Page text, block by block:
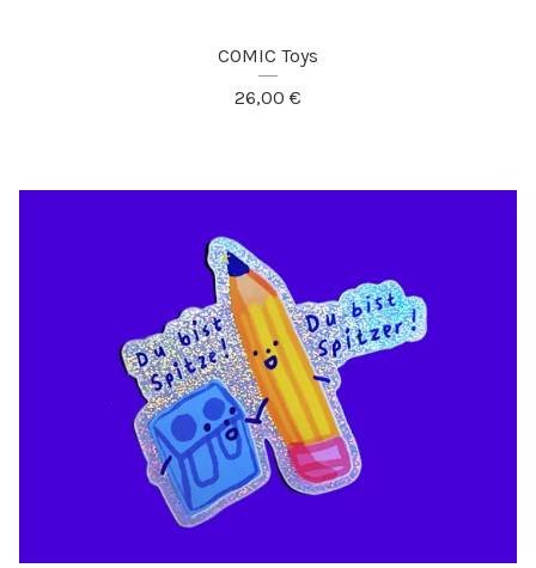
COMIC Toys
26,00 €